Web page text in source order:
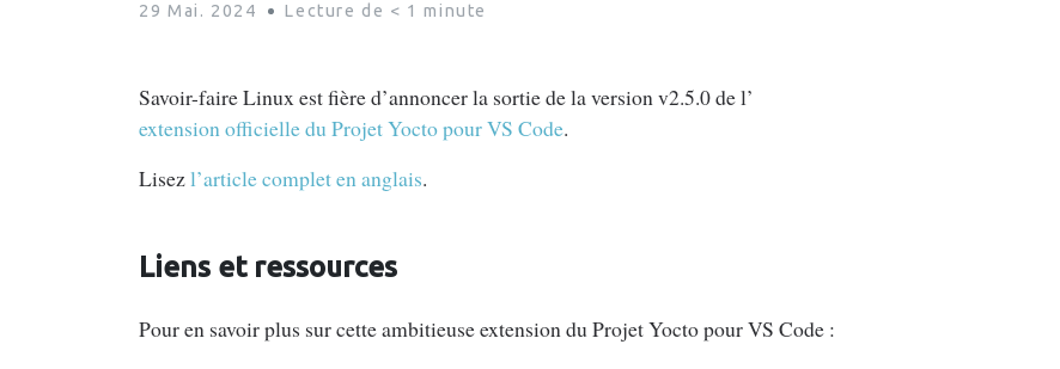
29 Mai. 2024 Lecture de < 1 minute
Savoir-faire Linux est fière d’annoncer la sortie de la version v2.5.0 de l’
extension officielle du Projet Yocto pour VS Code.
Lisezl’article complet en anglais.
Liens et ressources
Pour en savoir plus sur cette ambitieuse extension du Projet Yocto pour VS Code :